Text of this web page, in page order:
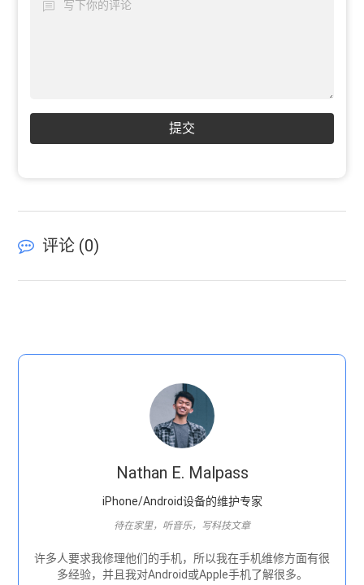
提交
评论 (0)
Nathan E. Malpass
iPhone/Android设备的维护专家
待在家里，听音乐，写科技文章
许多人要求我修理他们的手机，所以我在手机维修方面有很
多经验，并且我对Android或Apple手机了解很多。